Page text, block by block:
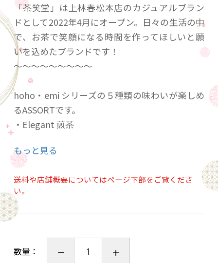
「茶笑堂」は上林春松本店のカジュアルブラン
ドとして2022年4月にオープン。日々の生活の中
で、お茶で笑顔になる時間を作ってほしいと願
いを込めたブランドです！
〜〜〜〜〜〜〜〜〜
hoho・emi シリーズの５種類の味わいが楽しめ
るASSORTです。
・Elegant 煎茶
・Relax 煎茶
・Always ほうじ茶
・Joyful 玄米茶
各4g×5種類入り
[箱サイズ]
縦11.2×横11.2×奥4.2cm
もっと見る
送料や店舗概要についてはページ下部をご覧くださ
い。
数量：